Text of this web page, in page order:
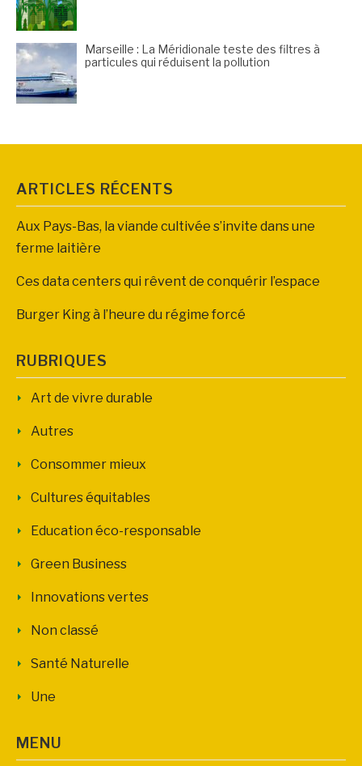
Marseille : La Méridionale teste des filtres à
particules qui réduisent la pollution
ARTICLES RÉCENTS
Aux Pays-Bas, la viande cultivée s’invite dans une
ferme laitière
Ces data centers qui rêvent de conquérir l’espace
Burger King à l’heure du régime forcé
RUBRIQUES
Art de vivre durable
Autres
Consommer mieux
Cultures équitables
Education éco-responsable
Green Business
Innovations vertes
Non classé
Santé Naturelle
Une
MENU